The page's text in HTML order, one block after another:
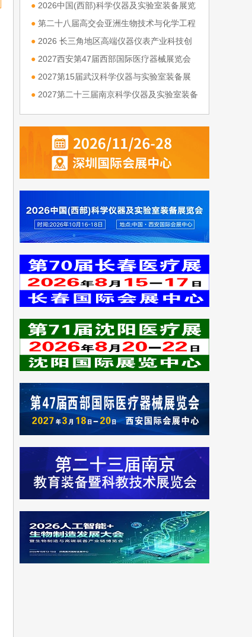
造与高端装备产业链博览会
● 2026中国(西部)科学仪器及实验室装备展览
会
● 第二十八届高交会亚洲生物技术与化学工程
展览会
● 2026 长三角地区高端仪器仪表产业科技创
新发展大会
● 2027西安第47届西部国际医疗器械展览会
● 2027第15届武汉科学仪器与实验室装备展
览会
● 2027第二十三届南京科学仪器及实验室装备
展览会